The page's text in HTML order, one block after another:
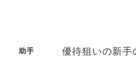
助手 優待狙いの新